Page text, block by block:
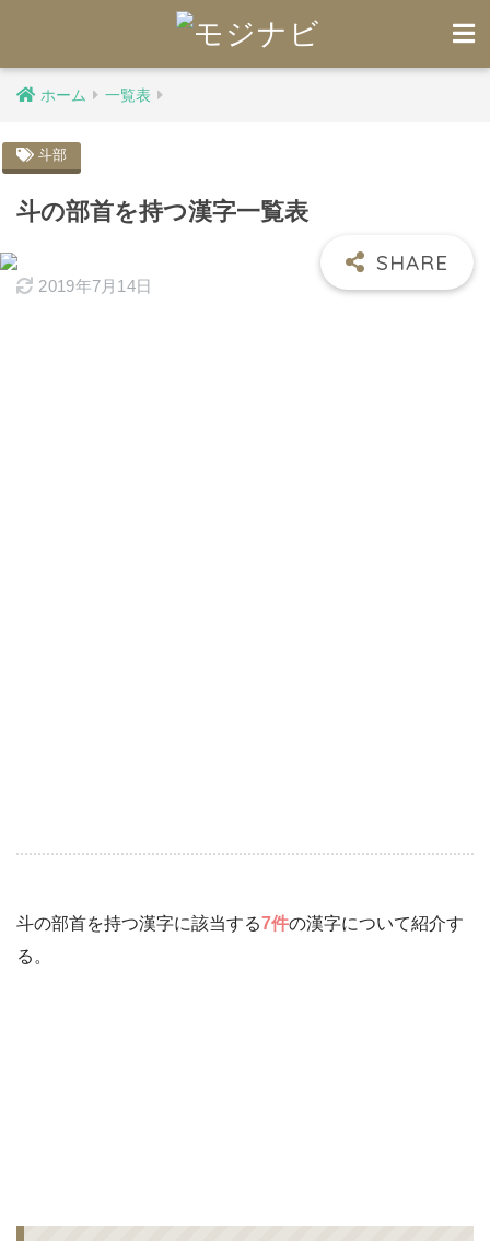
ホーム 一覧表
斗部
斗の部首を持つ漢字一覧表
2019年7月14日
斗の部首を持つ漢字に該当する7件の漢字について紹介す
る。